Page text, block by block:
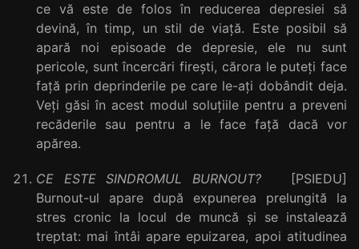
ce vă este de folos în reducerea depresiei să
devină, în timp, un stil de viață. Este posibil să
apară noi episoade de depresie, ele nu sunt
pericole, sunt încercări firești, cărora le puteți face
față prin deprinderile pe care le-ați dobândit deja.
Veți găsi în acest modul soluțiile pentru a preveni
recăderile sau pentru a le face față dacă vor
apărea.
CE ESTE SINDROMUL BURNOUT?[PSIEDU]
Burnout-ul apare după expunerea prelungită la
stres cronic la locul de muncă și se instalează
treptat: mai întâi apare epuizarea, apoi atitudinea